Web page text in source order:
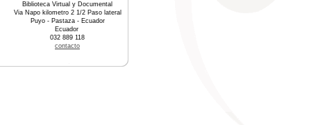
Biblioteca Virtual y Documental
Via Napo kilometro 2 1/2 Paso lateral
Puyo - Pastaza - Ecuador
Ecuador
032 889 118
contacto